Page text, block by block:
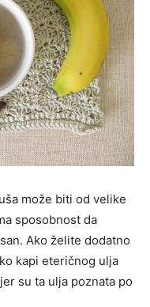
može biti od velike
sposobnost da
Ako želite dodatno
kapi eteričnog ulja
su ta ulja poznata po